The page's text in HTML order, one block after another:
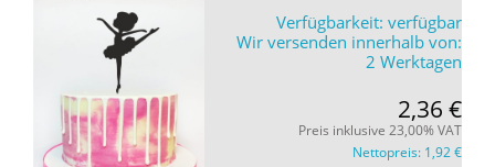
Verfügbarkeit: verfügbar
Wir versenden innerhalb von:
2 Werktagen
2,36 €
Preis inklusive 23,00% VAT
Nettopreis: 1,92 €